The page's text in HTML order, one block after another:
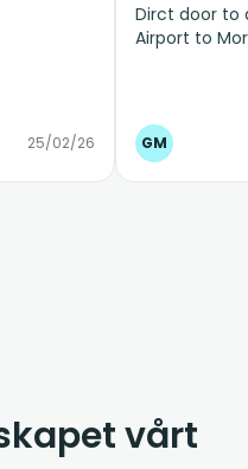
25/02/26
Dirct door to
Airport to
GM
vårt